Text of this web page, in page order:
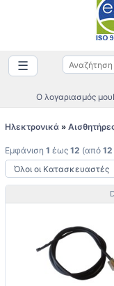
☰
Ο λογαριασμός μου
Ηλεκτρονικά »
Εμφάνιση 1 έως 12 (από 12